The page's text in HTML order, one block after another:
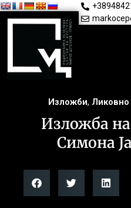
Изложби, Ликовно
Изложба
Симона